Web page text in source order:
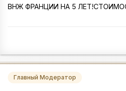
ВНЖ ФРАНЦИИ НА 5
Главный Модератор